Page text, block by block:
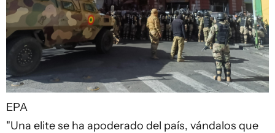
EPA
"Una elite se ha apoderado del país, vándalos que